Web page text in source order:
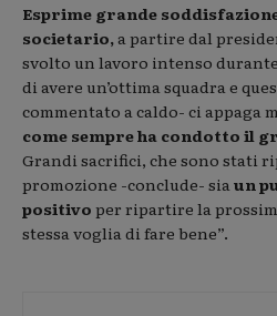
Esprime grande
societario, a partire dal
svolto un lavoro intenso
di avere un’ottima squadra e
commentato a caldo- ci appaga
come sempre ha condotto il
Grandi sacrifici, che sono stati
promozione -conclude- sia un
positivo per ripartire la
stessa voglia di fare bene”.